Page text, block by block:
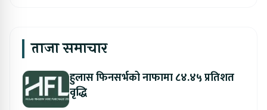
ताजा समाचार
हुलास फिनसर्भको नाफामा ८४.४५ प्रतिशत
वृद्धि